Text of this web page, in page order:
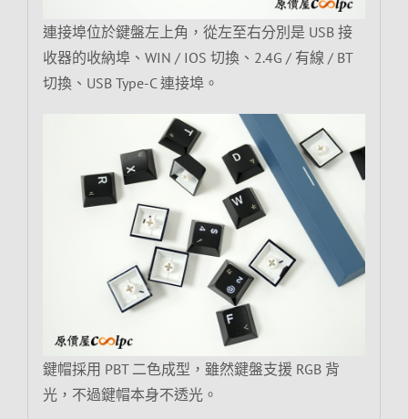
連接埠位於鍵盤左上角，從左至右分別是 USB 接
收器的收納埠、WIN / IOS 切換、2.4G / 有線 / BT
切換、USB Type-C 連接埠。
鍵帽採用 PBT 二色成型，雖然鍵盤支援 RGB 背
光，不過鍵帽本身不透光。